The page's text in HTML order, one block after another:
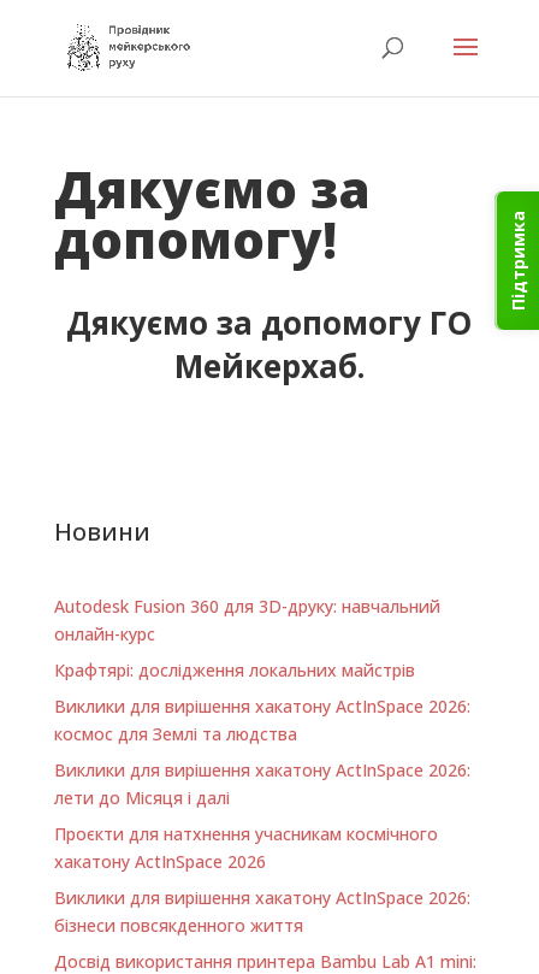
Підтримка
Дякуємо за
допомогу!
Дякуємо за допомогу ГО
Мейкерхаб.
Новини
Autodesk Fusion 360 для 3D-друку: навчальний
онлайн-курс
Крафтярі: дослідження локальних майстрів
Виклики для вирішення хакатону ActInSpace 2026:
космос для Землі та людства
Виклики для вирішення хакатону ActInSpace 2026:
лети до Місяця і далі
Проєкти для натхнення учасникам космічного
хакатону ActInSpace 2026
Виклики для вирішення хакатону ActInSpace 2026:
бізнеси повсякденного життя
Досвід використання принтера Bambu Lab A1 minі: